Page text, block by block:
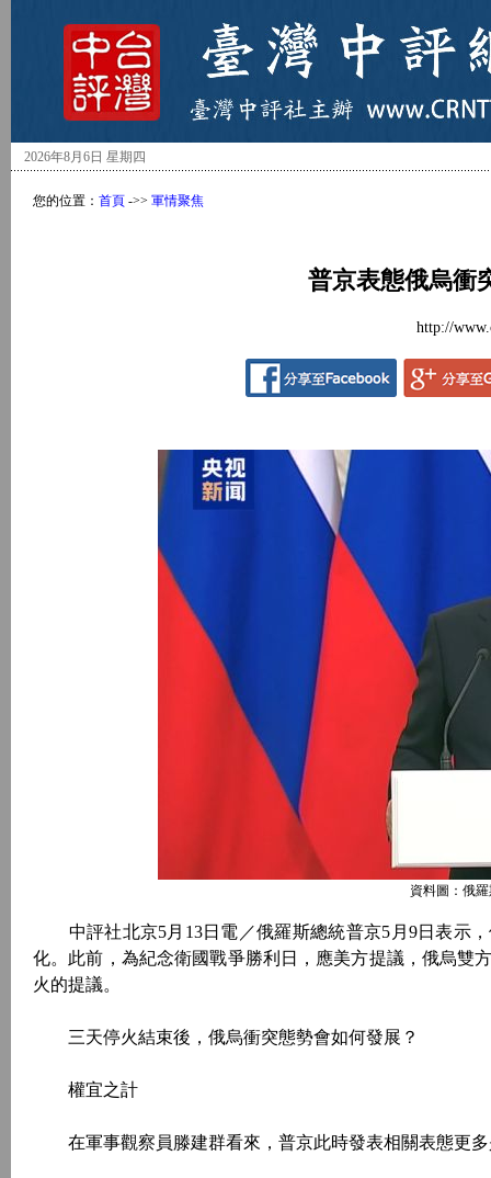
2026年8月6日 星期四
您的位置： 首頁 ->> 軍情聚焦
普京表態俄烏
http://
資料圖：俄
中評社北京5月13日電／俄羅斯總統普京5月9日表示，
化。此前，為紀念衛國戰爭勝利日，應美方提議，俄烏雙
火的提議。
三天停火結束後，俄烏衝突態勢會如何發展？
權宜之計
在軍事觀察員滕建群看來，普京此時發表相關表態更多